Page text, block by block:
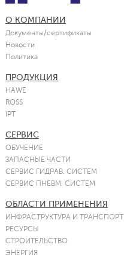
О КОМПАНИИ
Документы/сертификаты
Новости
Политика
ПРОДУКЦИЯ
HAWE
ROSS
IPT
СЕРВИС
ОБУЧЕНИЕ
ЗАПАСНЫЕ ЧАСТИ
СЕРВИС ГИДРАВ. СИСТЕМ
СЕРВИС ПНЕВМ. СИСТЕМ
ОБЛАСТИ ПРИМЕНЕНИЯ
ИНФРАСТРУКТУРА И ТРАНСПОРТ
РЕСУРСЫ
СТРОИТЕЛЬСТВО
ЭНЕРГИЯ